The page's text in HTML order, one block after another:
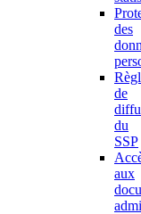
des
de
du
SSP
aux